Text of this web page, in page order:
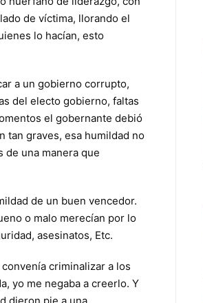
de víctima, llorando el
lo hacían, esto
a un gobierno corrupto,
del electo gobierno, faltas
el gobernante debió
tan graves, esa humildad no
una manera que
de un buen vencedor.
o malo merecían por lo
asesinatos, Etc.
criminalizar a los
yo me negaba a creerlo. Y